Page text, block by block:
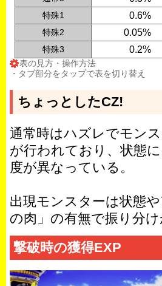
特殊1 00.6%
特殊2 0.05%
特殊3 00.2%
表の見方・操作方法
・タブ部分をタップで表を切り替え
ちょっとしたCZ!
通常時はハズレでモン
が行われており、状態
度が異なっている。
出現モンスターは状態
の肉」の有無で振り分け
撃破時の獲得EXP